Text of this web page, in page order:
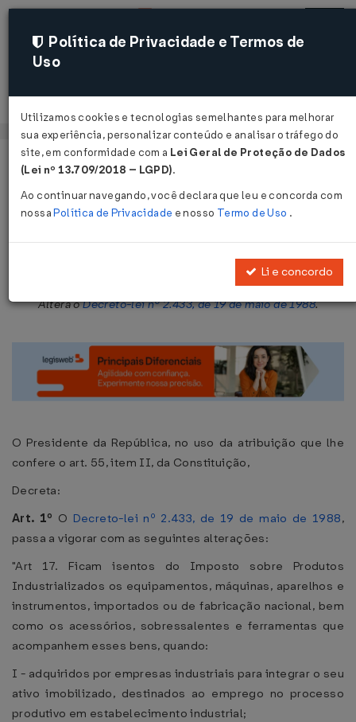
Acessar
Página Inicial Legislações
Decreto-Lei nº 2.451 de 29/07/1988
Publicado no DOU em 30 jul 1988
Altera oDecreto-lei nº 2.433, de 19 de maio de 1988.
O Presidente da República, no uso da atribuição que lhe
confere o art. 55, item II, da Constituição,
Decreta:
Art. 1º O Decreto-lei nº 2.433, de 19 de maio de 1988,
passa a vigorar com as seguintes alterações:
"Art 17. Ficam isentos do Imposto sobre Produtos
Industrializados os equipamentos, máquinas, aparelhos e
instrumentos, importados ou de fabricação nacional, bem
como os acessórios, sobressalentes e ferramentas que
acompanhem esses bens, quando:
I - adquiridos por empresas industriais para integrar o seu
ativo imobilizado, destinados ao emprego no processo
produtivo em estabelecimento industrial;
Política de Privacidade e Termos de
Uso
Utilizamos cookies e tecnologias semelhantes para melhorar
sua experiência, personalizar conteúdo e analisar o tráfego do
site, em conformidade com a Lei Geral de Proteção de Dados
(Lei nº 13.709/2018 – LGPD).
Ao continuar navegando, você declara que leu e concorda com
nossaPolítica de Privacidade e nosso Termo de Uso .
Li e concordo